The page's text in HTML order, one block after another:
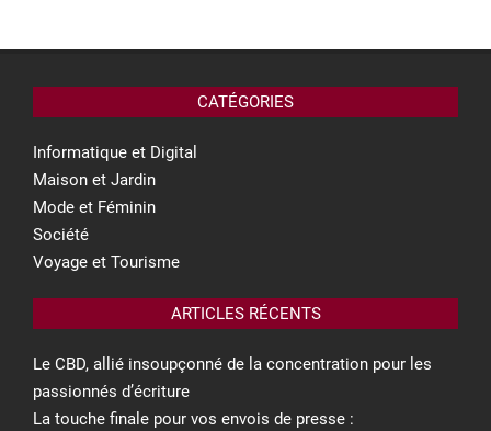
CATÉGORIES
Informatique et Digital
Maison et Jardin
Mode et Féminin
Société
Voyage et Tourisme
ARTICLES RÉCENTS
Le CBD, allié insoupçonné de la concentration pour les
passionnés d’écriture
La touche finale pour vos envois de presse :